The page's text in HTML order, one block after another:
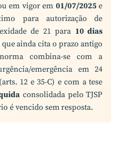
em vigor em 01/07/2025e
para autorização de
de 21 para 10 dias
que ainda cita o prazo antigo
combina-se com a
emergência em 24
(arts. 12 e 35-C) e com a tese
consolidada pelo TJSP
é vencido sem resposta.